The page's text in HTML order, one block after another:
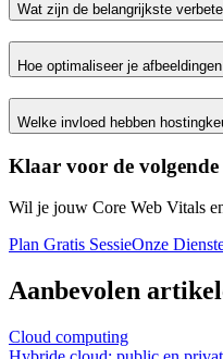
Wat zijn de belangrijkste
Hoe optimaliseer je
Welke invloed hebben
Klaar voor de volgende
Wil je jouw Core Web Vitals
Plan Gratis SessieOnze
Aanbevolen
Cloud computing